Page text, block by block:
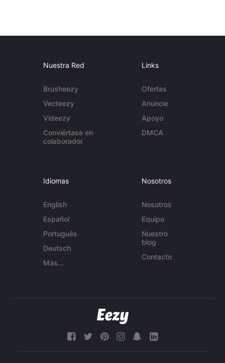
Nuestra Red
Brusheezy
Vecteezy
Videezy
Conviértase en
colaborador
Links
Ofertas
Anuncie
Apoyo
DMCA
Idiomas
English
Español
Português
Deutsch
Más...
Nosotros
Nosotros
Equipo
Nuestro
blog
Contacto